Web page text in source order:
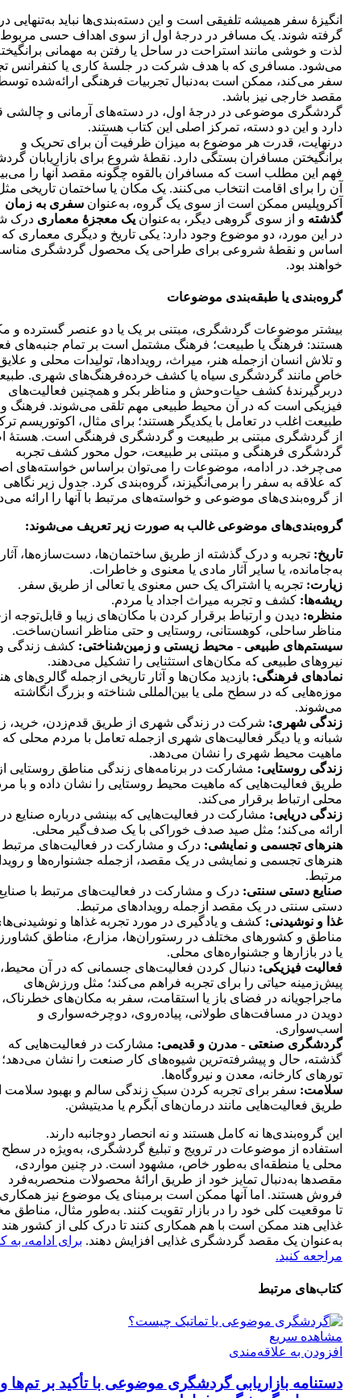
انگیزۀ سفر همیشه تلفیقی است و این دسته‌بندی‌ها نباید به‌تنهایی
گرفته شوند. یک مسافر در درجۀ اول از سوی اهداف حسی مربوط
لذت و خوشی مانند استراحت در ساحل یا رفتن به مهمانی
می‌شود. مسافری که با هدف شرکت در جلسۀ کاری یا کنفرانس
سفر می‌کند، ممکن است به‌دنبال تجربیات فرهنگی ارائه‌شده
مقصد خارجی نیز باشد.
گردشگری موضوعی در درجۀ اول، در دسته‌های آرمانی و چالشی
دارد و این دو دسته، تمرکز اصلی این کتاب هستند.
درنهایت، قدرت هر موضوع به میزان ظرفیت آن برای تحریک و
برانگیختن مسافران بستگی دارد. نقطۀ شروع برای بازاریابان
فهم این مطلب است که مسافران بالقوه چگونه مقصد آنها را
آن را برای اقامت انتخاب می‌کنند. یک مکان یا ساختمان تاریخی
آکروپلیس ممکن است از سوی یک گروه، به‌عنوان سفری به زمان
گذشته و از سوی گروهی دیگر، به‌عنوان یک معجزۀ معماری درک
در این مورد، دو موضوع وجود دارد: یکی تاریخ و دیگری معماری که
اساس و نقطۀ شروعی برای طراحی یک محصول گردشگری
خواهند بود.
گروه‌بندی یا طبقه‌بندی موضوعات
بیشتر موضوعات گردشگری، مبتنی بر یک یا دو عنصر گسترده و
هستند: فرهنگ یا طبیعت؛ فرهنگ مشتمل است بر تمام جنبه‌های
و تلاش انسان ازجمله هنر، میراث، رویدادها، تولیدات محلی و
خاص مانند گردشگری سیاه یا کشف خرده‌فرهنگ‌های شهری.
دربرگیرندۀ کشف حیات‌وحش و مناظر بکر و همچنین فعالیت‌های
فیزیکی است که در آن محیط طبیعی مهم تلقی می‌شوند. فرهنگ و
طبیعت اغلب در تعامل با یکدیگر هستند؛ برای مثال، اکوتوریسم
از گردشگری مبتنی بر طبیعت و گردشگری فرهنگی است. هستۀ
گردشگری فرهنگی و مبتنی بر طبیعت، حول محور کشف تجربه
می‌چرخد. در ادامه، موضوعات را می‌توان براساس خواسته‌های
که علاقه به سفر را برمی‌انگیزند، گروه‌بندی کرد. جدول زیر
از گروه‌بندی‌های موضوعی و خواسته‌های مرتبط با آنها را ارائه
گروه‌بندی‌های موضوعی غالب به صورت زیر تعریف می‌شوند:
تاریخ: تجربه و درک گذشته از طریق ساختمان‌ها، دست‌سازه‌ها، آثار
به‌جا‌مانده، یا سایر آثار مادی یا معنوی و خاطرات.
زیارت: تجربه یا اشتراک یک حس معنوی یا تعالی از طریق سفر.
ریشه‌ها: کشف و تجربه میراث اجداد یا مردم.
منظره: دیدن و ارتباط برقرار کردن با مکان‌های زیبا و قابل‌توجه
مناظر ساحلی، کوهستانی، روستایی و حتی مناظر انسان‌ساخت.
سیستم‌های طبیعی - محیط زیستی و زمین‌شناختی: کشف زندگی
نیروهای طبیعی که مکان‌های استثنایی را تشکیل می‌دهند.
نمادهای فرهنگی: بازدید مکان‌ها و آثار تاریخی ازجمله گالری‌های
موزه‌هایی که در سطح ملی یا بین‌المللی شناخته و بزرگ انگاشته
می‌شوند.
زندگی شهری: شرکت در زندگی شهری از طریق قدم‌زدن، خرید،
شبانه و یا دیگر فعالیت‌های شهری ازجمله تعامل با مردم محلی که
ماهیت محیط شهری را نشان می‌دهد.
زندگی روستایی: مشارکت در برنامه‌های زندگی مناطق روستایی
طریق فعالیت‌هایی که ماهیت محیط روستایی را نشان داده و با
محلی ارتباط برقرار می‌کند.
زندگی دریایی: مشارکت در فعالیت‌هایی که بینشی درباره صنایع
ارائه می‌کند؛ مثل صید صدف خوراکی با یک صدف‌گیر محلی.
هنرهای تجسمی و نمایشی: درک و مشارکت در فعالیت‌های مرتبط
هنرهای تجسمی و نمایشی در یک مقصد، ازجمله جشنواره‌ها و
مرتبط.
صنایع دستی سنتی: درک و مشارکت در فعالیت‌های مرتبط با
دستی سنتی در یک مقصد ازجمله رویدادهای مرتبط.
غذا و نوشیدنی: کشف و یادگیری در مورد تجربه غذاها و
مناطق و کشورهای مختلف در رستوران‌ها، مزارع، مناطق
یا در بازارها و جشنواره‌های محلی.
فعالیت فیزیکی: دنبال کردن فعالیت‌های جسمانی که در آن
پیش‌زمینه حیاتی را برای تجربه فراهم می‌کند؛ مثل ورزش‌های
ماجراجویانه در فضای باز یا استقامت، سفر به مکان‌های خطرناک،
دویدن در مسافت‌های طولانی، پیاده‌روی، دوچرخه‌سواری و
اسب‌سواری.
گردشگری صنعتی - مدرن و قدیمی: مشارکت در فعالیت‌هایی که
گذشته، حال و پیشرفته‌ترین شیوه‌های کار صنعت را نشان می‌دهد؛
تورهای کارخانه، معدن و نیروگاه‌ها.
سلامت: سفر برای تجربه کردن سبک زندگی سالم و بهبود سلامت
طریق فعالیت‌هایی مانند درمان‌های آبگرم یا مدیتیشن.
این گروه‌بندی‌ها نه کامل هستند و نه انحصار دوجانبه دارند.
استفاده از موضوعات در ترویج و تبلیغ گردشگری، به‌ویژه در سطح
محلی یا منطقه‌ای به‌طور خاص، مشهود است. در چنین مواردی،
مقصدها به‌دنبال تمایز خود از طریق ارائۀ محصولات منحصربه‌فرد
فروش هستند. اما آنها ممکن است برمبنای یک موضوع نیز همکاری
تا موقعیت کلی خود را در بازار تقویت کنند. به‌طور مثال، مناطق
غذایی هند ممکن است با هم همکاری کنند تا درک کلی از کشور هند
به‌عنوان یک مقصد گردشگری غذایی افزایش دهند. برای ادامه، به
مراجعه کنید.
کتاب‌های مرتبط
مشاهده سریع
افزودن به علاقه‌مندی
دستنامه بازاریابی گردشگری موضوعی با تأکید بر تم‌ها و